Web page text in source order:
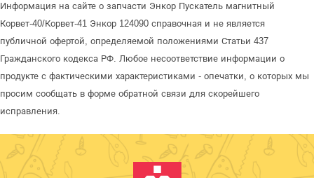
Информация на сайте о запчасти Энкор Пускатель магнитный
Корвет-40/Корвет-41 Энкор 124090 справочная и не является
публичной офертой, определяемой положениями Статьи 437
Гражданского кодекса РФ. Любое несоответствие информации о
продукте с фактическими характеристиками - опечатки, о которых мы
просим сообщать в форме обратной связи для скорейшего
исправления.